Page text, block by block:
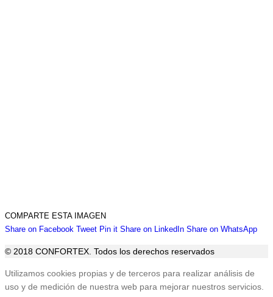
COMPARTE ESTA IMAGEN
Share on Facebook Share
Facebook
TweetShare
Twitter
Pin itShare
Pinterest
Share on LinkedInShare
LinkedIn
Share on WhatsApp
© 2018 CONFORTEX. Todos los derechos reservados
Ir
a
Utilizamos cookies propias y de terceros para realizar análisis de
uso y de medición de nuestra web para mejorar nuestros servicios.